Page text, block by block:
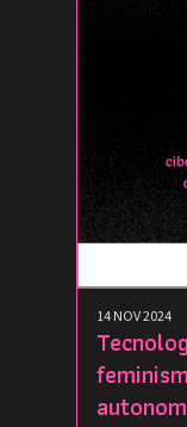
14 NOV 2024